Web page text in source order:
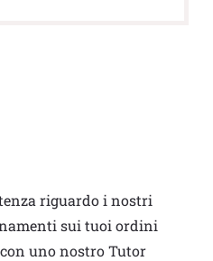
riguardo i nostri
sui tuoi ordini
uno nostro Tutor